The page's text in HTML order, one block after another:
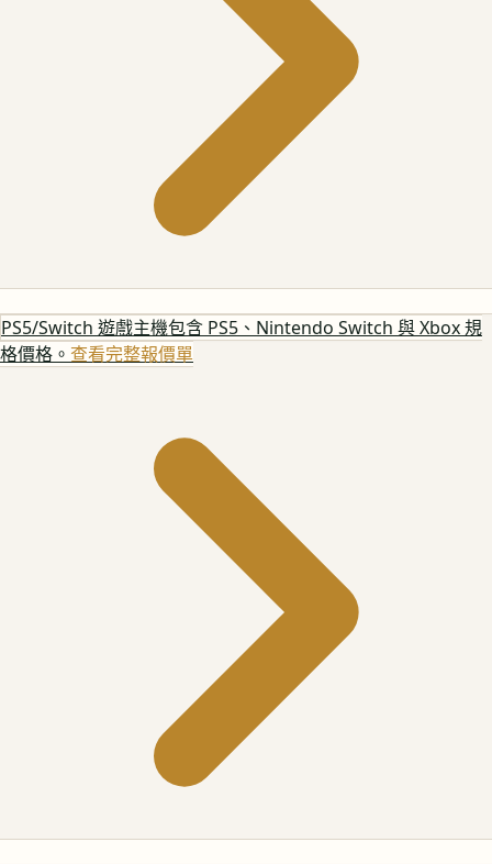
PS5/Switch 遊戲主機包含 PS5、Nintendo Switch 與 Xbox 規
格價格。 查看完整報價單